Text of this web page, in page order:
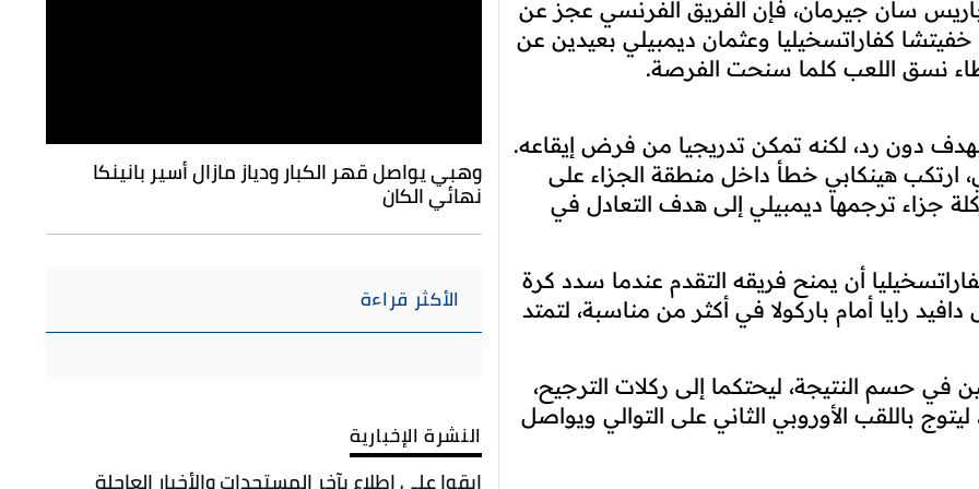
سان جيرمان، فإن الفريق الفرنسي عجز عن
خفيتشا كفاراتسخيليا وعثمان ديمبيلي بعيدين عن
نسق اللعب كلما سنحت الفرصة.
دون رد، لكنه تمكن تدريجيا من فرض إيقاعه.
ارتكب هينكابي خطأ داخل منطقة الجزاء على
جزاء ترجمها ديمبيلي إلى هدف التعادل في
أن يمنح فريقه التقدم عندما سدد كرة
77. كما تألق الحارس دافيد رايا أمام باركولا في أكثر من مناسبة، لتمتد
في حسم النتيجة، ليحتكما إلى ركلات الترجيح،
ابتسمت لباريس سان جيرمان بنتيجة (5-4)، ليتوج باللقب الأوروبي الثاني على التوالي ويواصل
وهبي يواصل قهر الكبار ودياز مازال أسير بانينكا
نهائي الكان
الأكثر قراءة
النشرة الإخبارية